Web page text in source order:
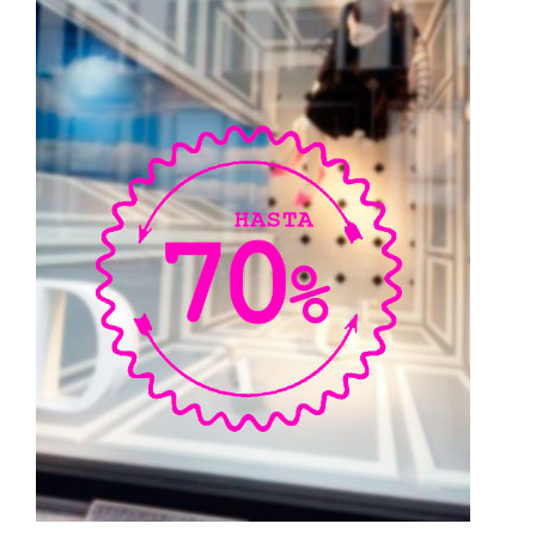
hasta
40,00€
ESTE
PRODUCTO
TIENE
VARIANTES.
LAS
PUEDEN
ELEGIR
EN
LA
PÁGINA
DE